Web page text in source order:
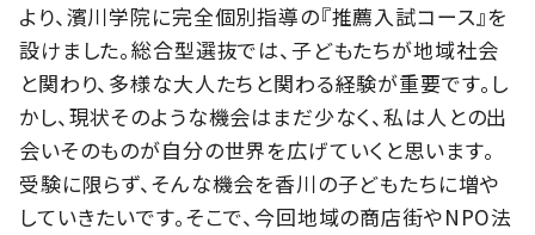
より、濱川学院に完全個別指導の『推薦入試コース』を
設けました。総合型選抜では、子どもたちが地域社会
と関わり、多様な大人たちと関わる経験が重要です。し
かし、現状そのような機会はまだ少なく、私は人との出
会いそのものが自分の世界を広げていくと思います。
受験に限らず、そんな機会を香川の子どもたちに増や
していきたいです。そこで、今回地域の商店街やNPO法